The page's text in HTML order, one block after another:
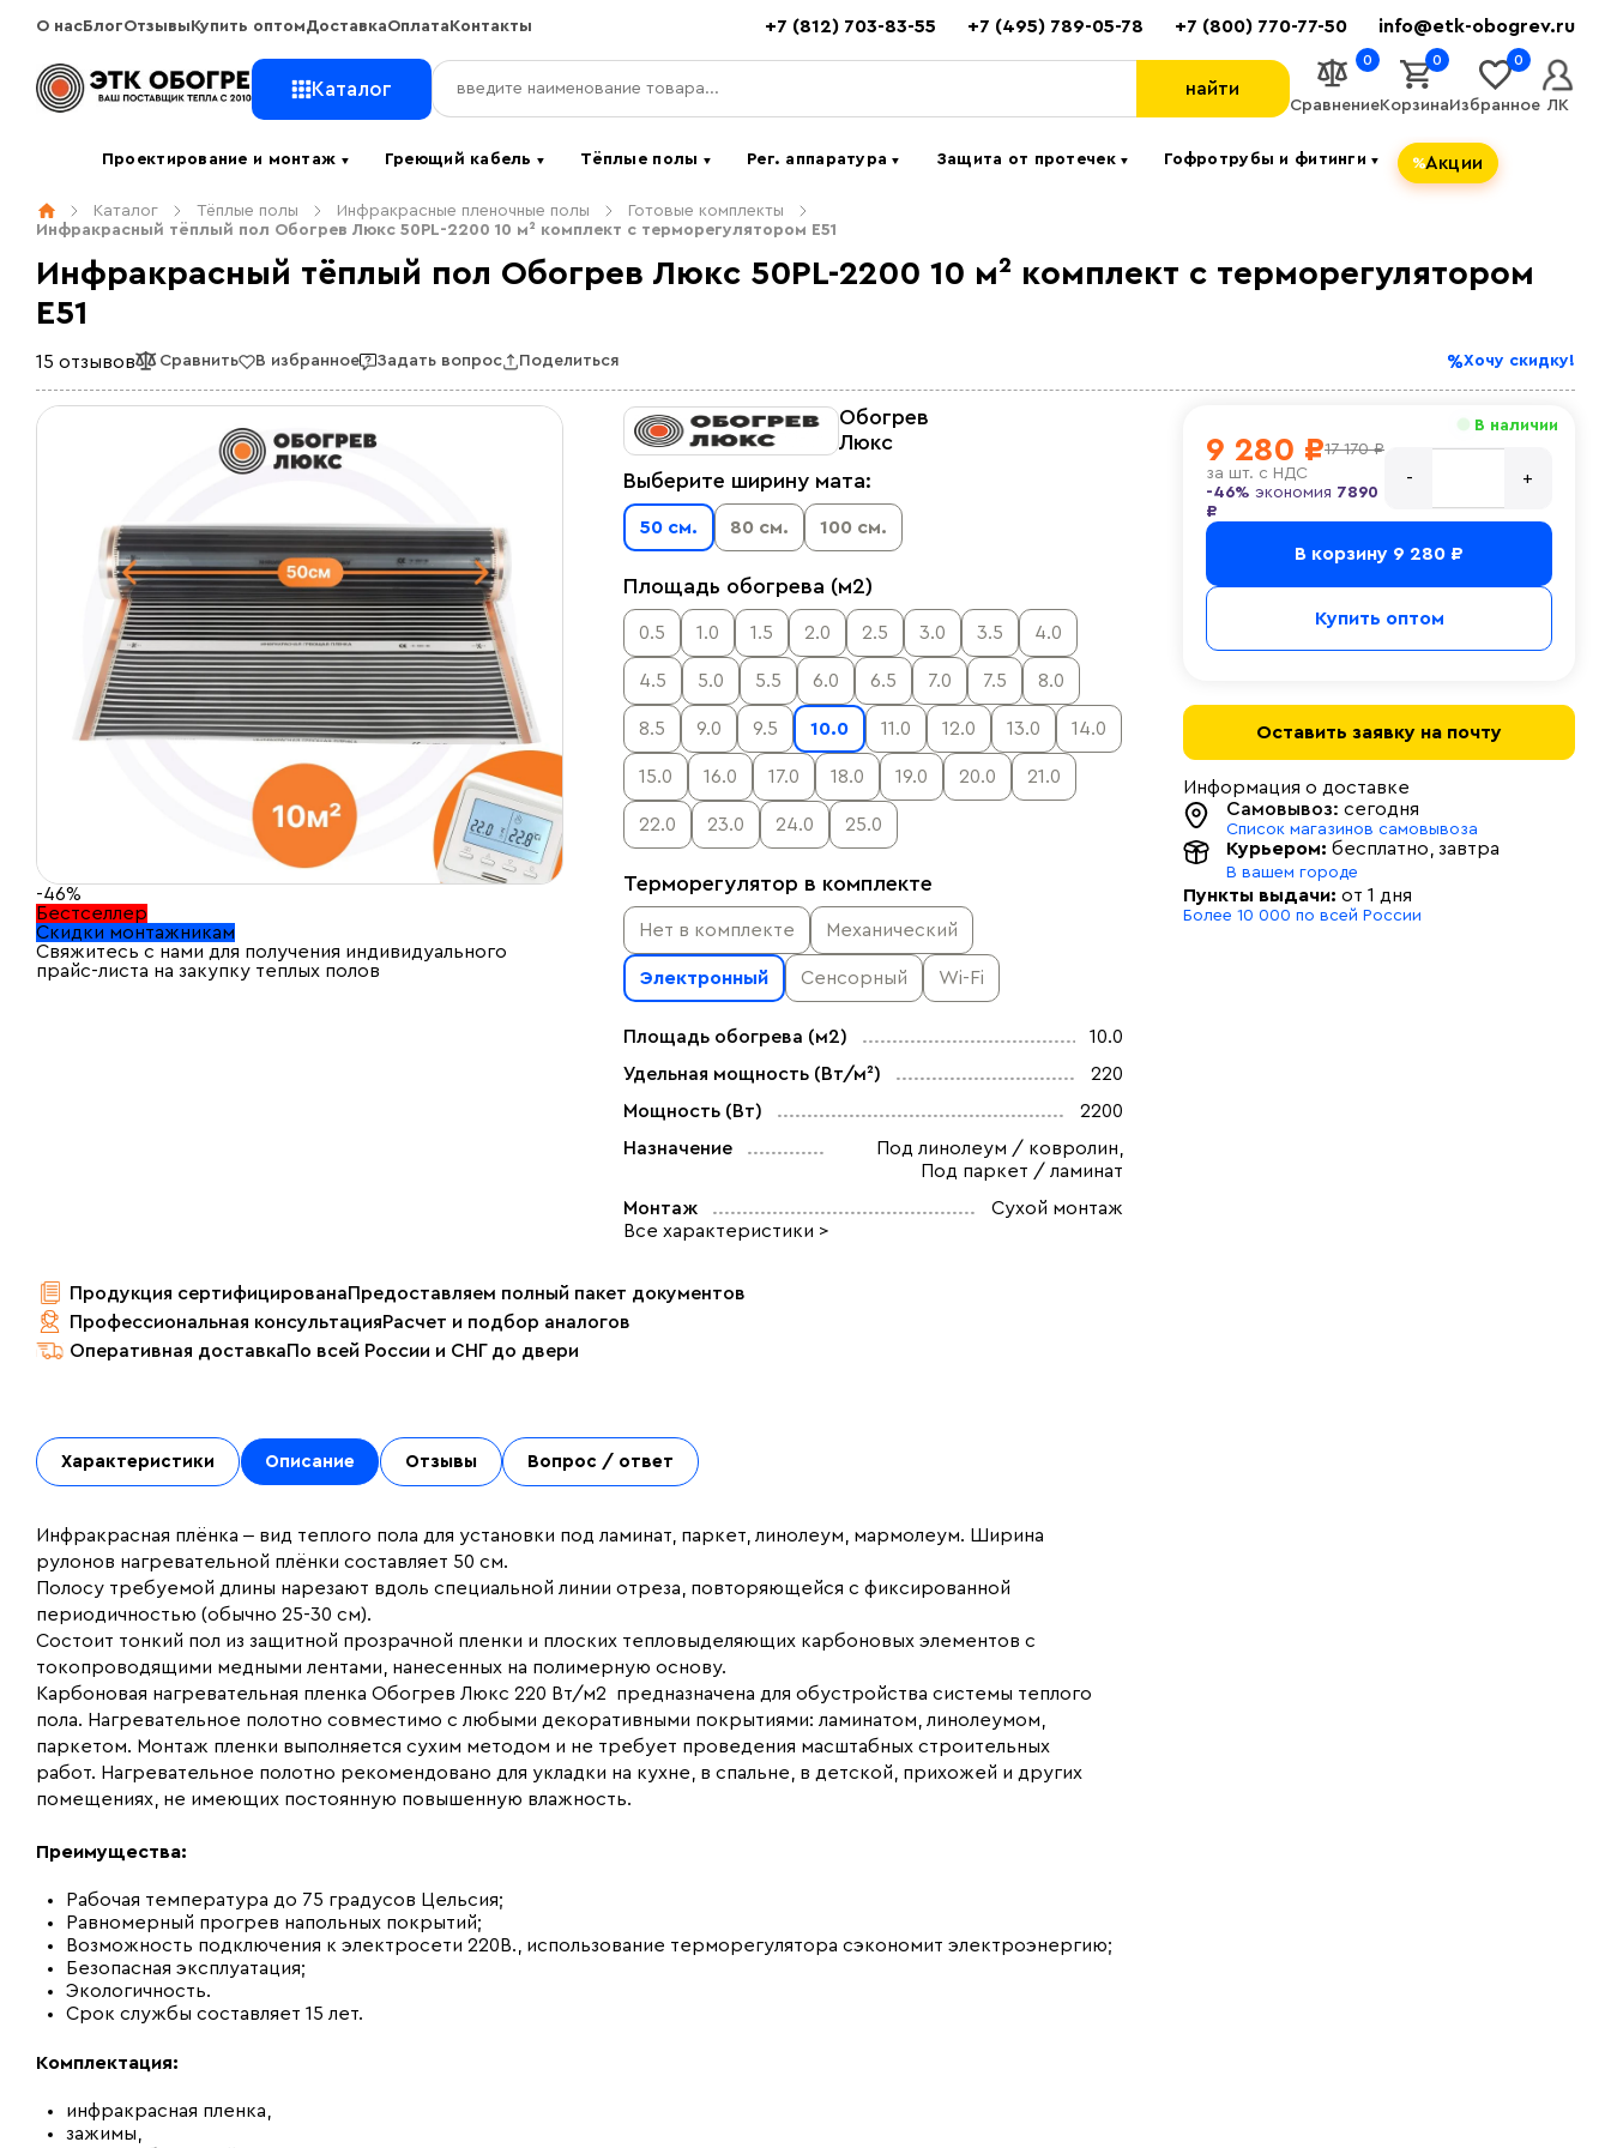
О нас БлогОтзывы Купить оптомДоставкаОплата Контакты +7 (812) 703-83-55 +7 (495) 789-05-78 +7 (800) 770-77-50 info@etk-obogrev.ru
Каталог найти
Сравнение
0
Корзина
0
Избранное
0
ЛК
Проектирование и монтаж ▼ Греющий кабель▼ Тёплые полы ▼ Рег. аппаратура▼ Защита от протечек▼ Гофротрубы и фитинги▼ Акции
Каталог Тёплые полы Инфракрасные пленочные полы
Готовые комплекты
Инфракрасный тёплый пол Обогрев Люкс 50PL-2200 10 м² комплект c терморегулятором E51
Инфракрасный тёплый пол Обогрев Люкс 50PL-2200 10 м² комплект c терморегулятором
E51
15 отзывов Сравнить В избранное Задать вопрос Поделиться Хочу скидку!
-46%
Бестселлер
Скидки монтажникам
Свяжитесь с нами для получения индивидуального
прайс-листа на закупку теплых полов
Обогрев
Люкс
Выберите ширину мата:
50 см. 80 см. 100 см.
Площадь обогрева (м2)
0.5 1.0 1.5 2.0 2.5 3.0 3.5 4.0
4.5 5.0 5.5 6.0 6.5 7.0 7.5 8.0
8.5 9.0 9.5 10.0 11.0 12.0 13.0 14.0
15.0 16.0 17.0 18.0 19.0 20.0 21.0
22.0 23.0 24.0 25.0
Терморегулятор в комплекте
Нет в комплекте Механический
Электронный Сенсорный Wi-Fi
Площадь обогрева (м2)
10.0
Удельная мощность (Вт/м²)
220
Мощность (Вт)
2200
Назначение
Под линолеум / ковролин,
Под паркет / ламинат
Монтаж
Сухой монтаж
Все характеристики >
В наличии
9 280 ₽17 170 ₽
за шт. с НДС
-46% экономия 7890
₽
В корзину 9 280 ₽
Купить оптом
Оставить заявку на почту
Информация о доставке
Самовывоз: сегодня
Список магазинов самовывоза
Курьером: бесплатно , завтра
В вашем городе
Пункты выдачи: от 1 дня
Более 10 000 по всей России
Продукция сертифицированаПредоставляем полный пакет документов
Профессиональная консультацияРасчет и подбор аналогов
Оперативная доставкаПо всей России и СНГ до двери
Характеристики Описание Отзывы Вопрос / ответ
Инфракрасная плёнка ‒ вид теплого пола для установки под ламинат, паркет, линолеум, мармолеум. Ширина
рулонов нагревательной плёнки составляет 50 см.
Полосу требуемой длины нарезают вдоль специальной линии отреза, повторяющейся с фиксированной
периодичностью (обычно 25-30 см).
Состоит тонкий пол из защитной прозрачной пленки и плоских тепловыделяющих карбоновых элементов с
токопроводящими медными лентами, нанесенных на полимерную основу.
Карбоновая нагревательная пленка Обогрев Люкс 220 Вт/м2 предназначена для обустройства системы теплого
пола. Нагревательное полотно совместимо с любыми декоративными покрытиями: ламинатом, линолеумом,
паркетом. Монтаж пленки выполняется сухим методом и не требует проведения масштабных строительных
работ. Нагревательное полотно рекомендовано для укладки на кухне, в спальне, в детской, прихожей и других
помещениях, не имеющих постоянную повышенную влажность.
Преимущества:
Рабочая температура до 75 градусов Цельсия;
Равномерный прогрев напольных покрытий;
Возможность подключения к электросети 220В., использование терморегулятора сэкономит электроэнергию;
Безопасная эксплуатация;
Экологичность.
Срок службы составляет 15 лет.
Комплектация:
инфракрасная пленка,
зажимы,